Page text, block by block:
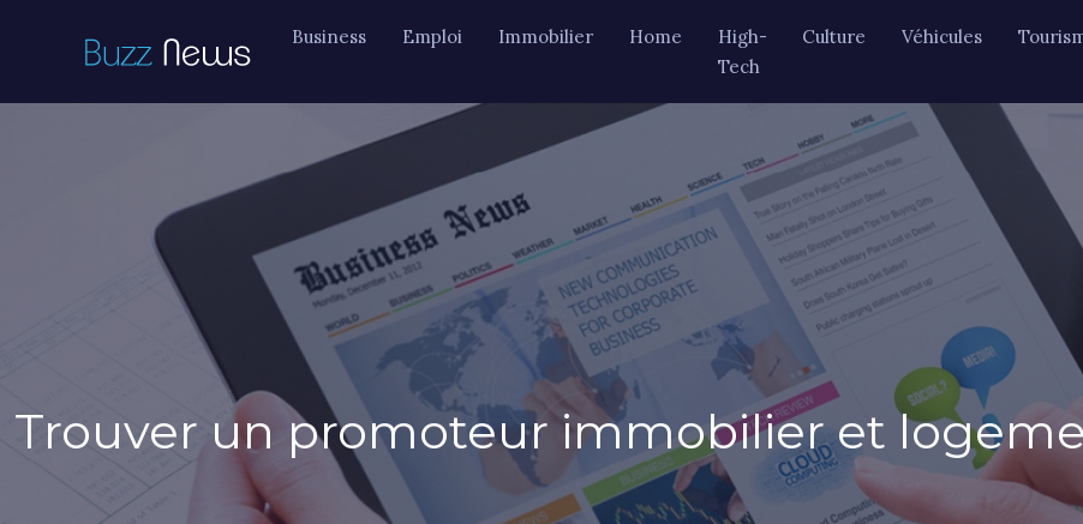
Business Emploi Immobilier Home
High-
Tech
Culture Véhicules
Trouver un promoteur immobilier et